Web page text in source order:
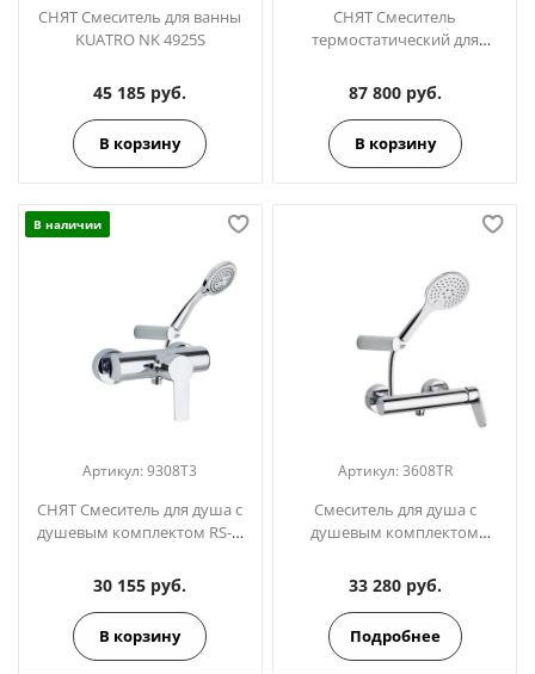
СНЯТ Смеситель для ванны
KUATRO NK 4925S
45 185 руб.
В корзину
СНЯТ Смеситель
термостатический для
87 800 руб.
В корзину
В наличии
Артикул:9308T3
СНЯТ Смеситель для душа с
душевым комплектом RS-Q
30 155 руб.
В корзину
Артикул: 3608TR
Смеситель для душа с
душевым комплектом
33 280 руб.
Подробнее